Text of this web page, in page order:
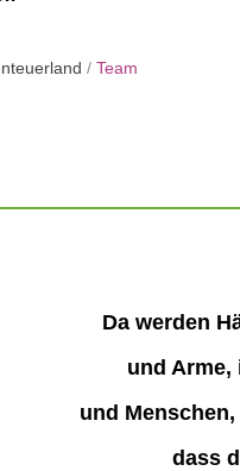
/ Team
Da werden
und
und
dass